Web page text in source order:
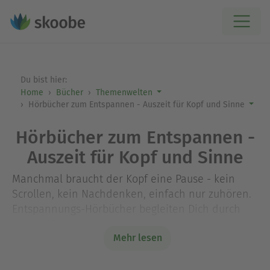
Du bist hier:
Home
Bücher
Themenwelten
Hörbücher zum Entspannen - Auszeit für Kopf und Sinne
Hörbücher zum Entspannen -
Auszeit für Kopf und Sinne
Manchmal braucht der Kopf eine Pause - kein
Scrollen, kein Nachdenken, einfach nur zuhören.
Spaziergang oder wenn Du einfach durchatmen
Mehr lesen